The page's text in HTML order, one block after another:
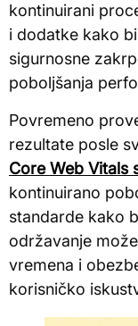
kontinuirani
i dodatke kako
sigurnosne
poboljšanja
Povremeno
rezultate posle
Core Web Vitals
kontinuirano
standarde kako
održavanje
vremena i
korisničko